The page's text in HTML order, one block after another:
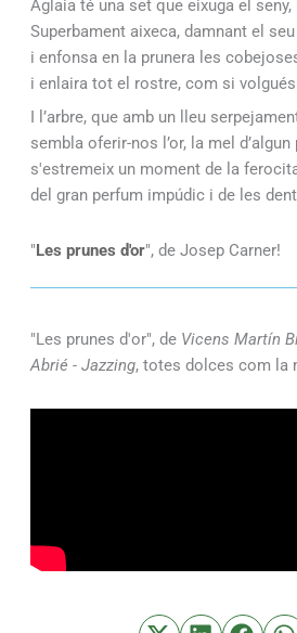
Aglaia té una set que eixuga el
Superbament aixeca, damnant el
i enfonsa en la prunera les
i enlaira tot el rostre, com si
I l’arbre, que amb un lleu
sembla oferir-nos l’or, la mel d’algun
s'estremeix un moment de la
del gran perfum impúdic i de les
"Les prunes d'or", de Josep Carner!
"Les prunes d'or", de Vicens Martín
Abrié - Jazzing, totes dolces com la